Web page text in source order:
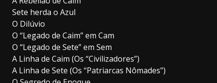
Sete herda o Azul
O Dilúvio
O “Legado de Caim” em Cam
O “Legado de Sete” em Sem
A Linha de Caim (Os “Civilizadores”)
A Linha de Sete (Os “Patriarcas Nômades”)